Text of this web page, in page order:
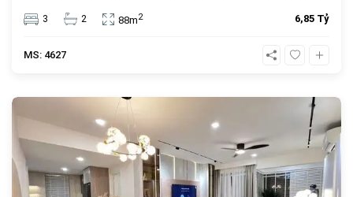
hợp để ở hoặc đầu tư.
3 2 88m2 6,85 Tỷ
MS: 4627